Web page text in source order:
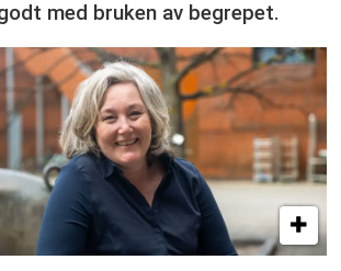
med bruken av begrepet.